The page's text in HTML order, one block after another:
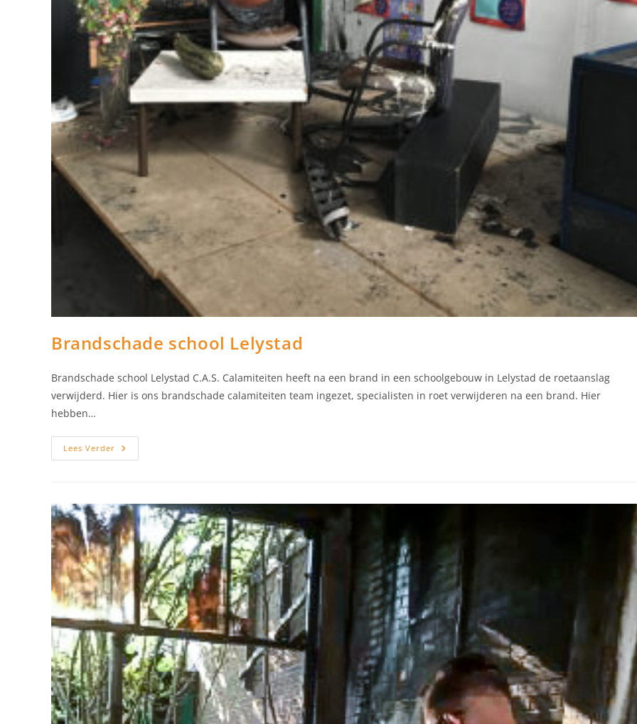
Brandschade school Lelystad
Brandschade school Lelystad C.A.S. Calamiteiten heeft na een brand in een schoolgebouw in Lelystad de roetaanslag
verwijderd. Hier is ons brandschade calamiteiten team ingezet, specialisten in roet verwijderen na een brand. Hier
hebben…
Lees Verder Brandschade
School